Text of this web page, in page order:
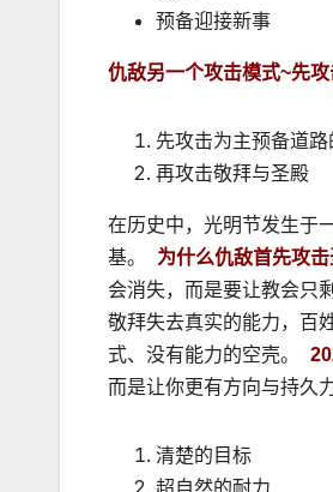
预备迎接新事
仇敌另一个攻击模式~先
先攻击为主预备道路
再攻击敬拜与圣殿
在历史中，光明节发生于
基。
为什么仇敌首先攻击
会消失，而是要让教会只
敬拜失去真实的能力，百
式、没有能力的空壳。
而是让你更有方向与持久力
清楚的目标
超自然的耐力